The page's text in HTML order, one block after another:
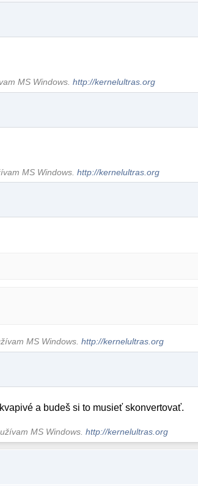
MS Windows.http://kernelultras.org
MS Windows.http://kernelultras.org
MS Windows.http://kernelultras.org
a budeš si to musieť skonvertovať.
MS Windows.http://kernelultras.org